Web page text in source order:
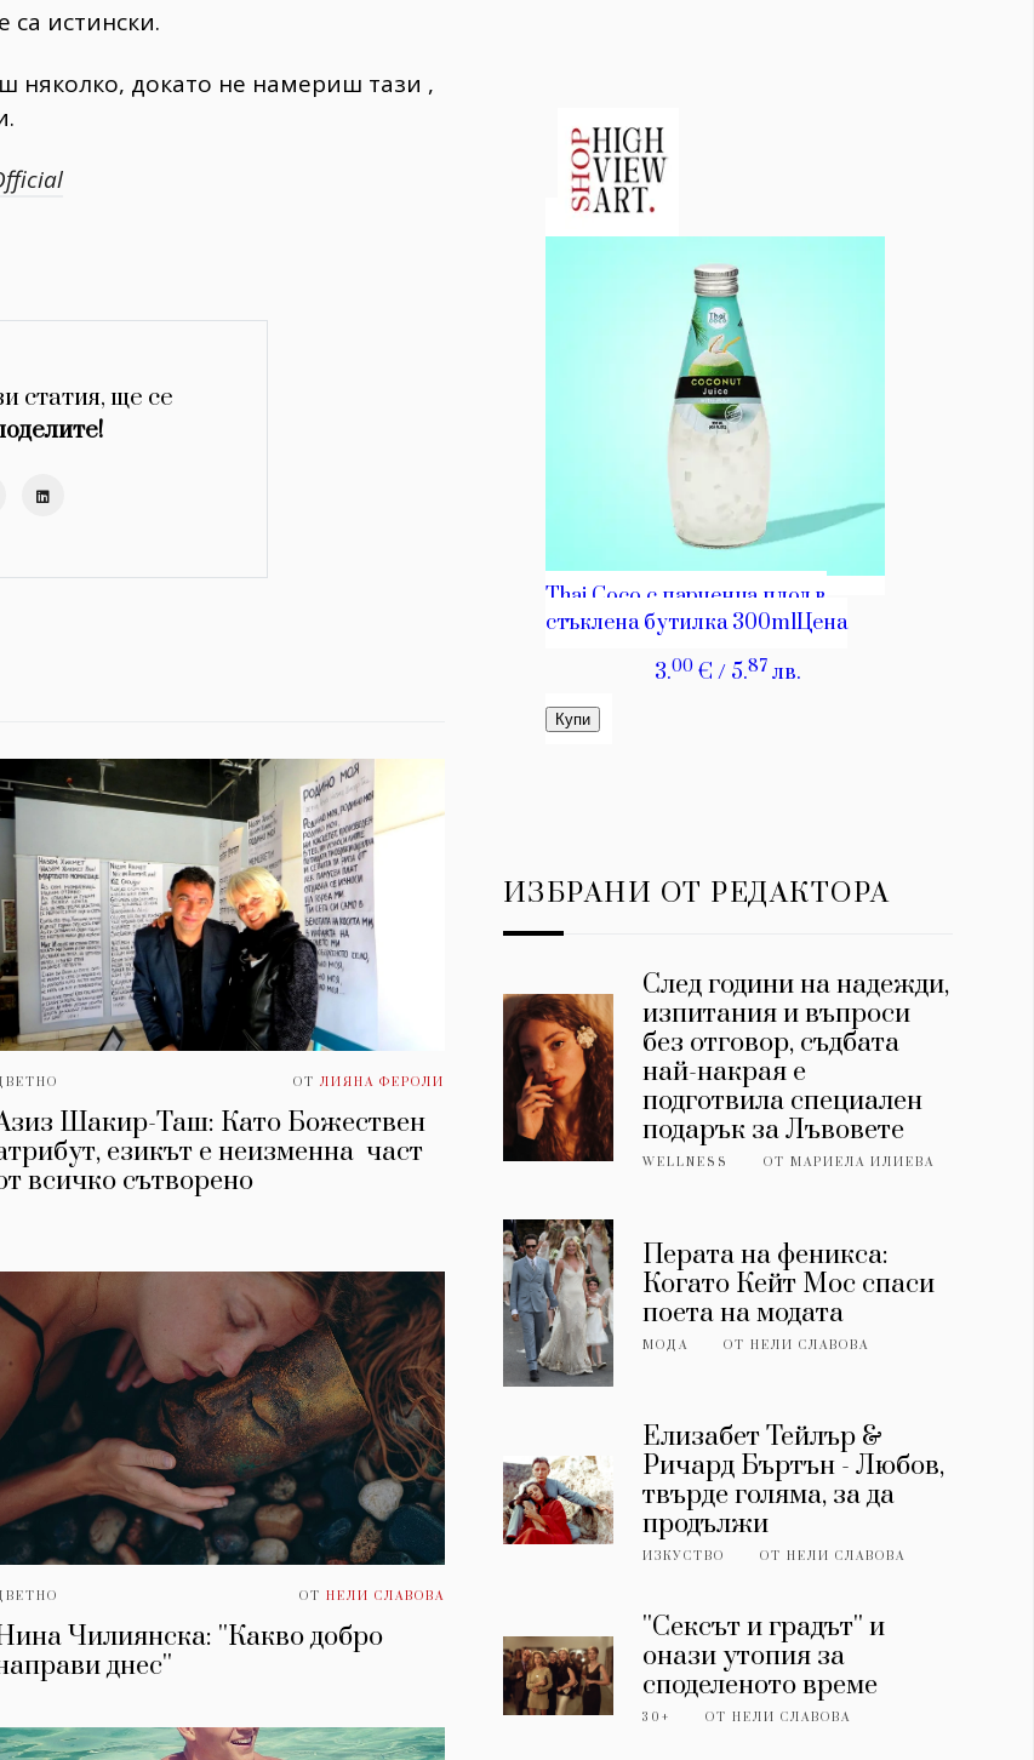
са истински.
няколко, докато не намериш тази ,
статия, ще се
ОТ ЛИЯНА ФЕРОЛИ
Шакир-Таш: Като Божествен
езикът е неизменна част
всичко сътворено
ОТ НЕЛИ СЛАВОВА
Чилиянска: ''Какво добро
днес''
ИЗБРАНИ ОТ РЕДАКТОРА
След години на надежди,
изпитания и въпроси
без отговор, съдбата
най-накрая е
подготвила специален
подарък за Лъвовете
WELLNESS ОТМАРИЕЛА ИЛИЕВА
Перата на феникса:
Когато Кейт Мос спаси
поета на модата
МОДА ОТНЕЛИ СЛАВОВА
Елизабет Тейлър &
Ричард Бъртън - Любов,
твърде голяма, за да
продължи
ИЗКУСТВО ОТНЕЛИ СЛАВОВА
''Сексът и градът'' и
онази утопия за
споделеното време
30+ ОТНЕЛИ СЛАВОВА